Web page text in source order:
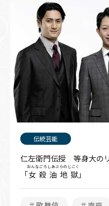
仁左衛門伝授 等身大の
「女殺油地獄
おんなごろしあぶらのじごく
」